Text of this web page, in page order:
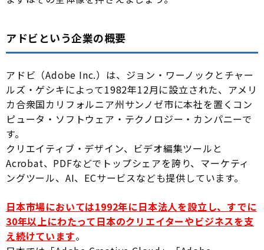
アドビという企業の概要
アドビ（Adobe Inc.）は、ジョン・ワーノックとチャー
ルズ・ゲシキによって1982年12月に設立された、アメリ
カ合衆国カリフォルニア州サンノゼ市に本社を置くコン
ピュータ・ソフトウェア・テクノロジー・カンパニーで
す。
クリエイティブ・デザイン、ビデオ編集ツールと
Acrobat、PDFなどでトップシェアを誇り、マーケティ
ングツール、AI、ECサービスなども提供しています。
日本市場においては1992年に日本法人を設立し、すでに
30年以上にわたって日本のクリエイターやビジネスを支
え続けています。